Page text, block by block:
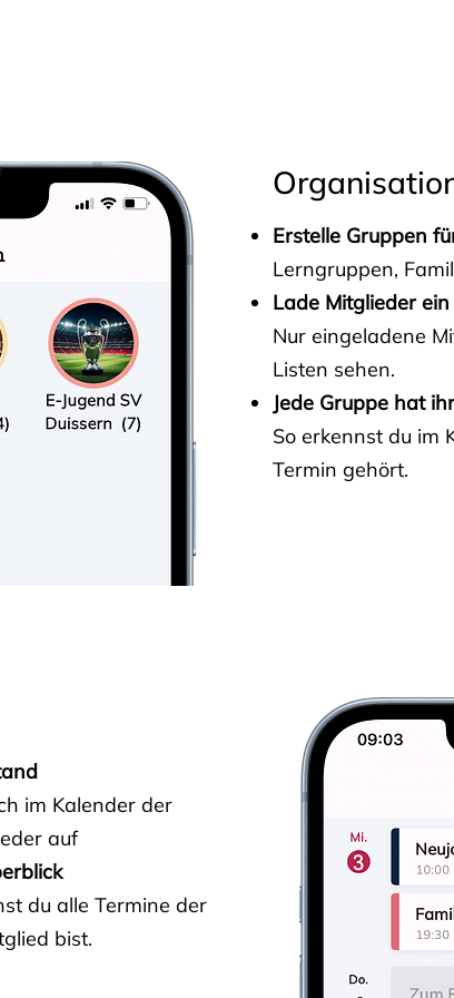
Erstelle Gruppen
Lerngruppen,
Lade Mitglieder
Nur eingeladene
Listen sehen.
Jede Gruppe hat
So erkennst du im
Termin gehört.
im Kalender der
auf
du alle Termine der
bist.